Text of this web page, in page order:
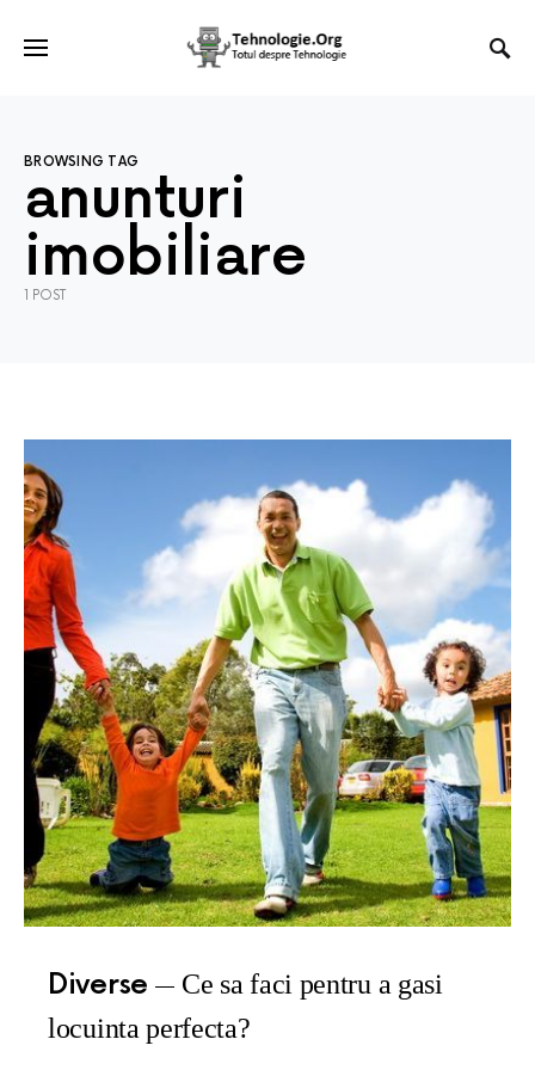
BROWSING TAG
anunturi
imobiliare
1 POST
Diverse
Ce sa faci pentru a gasi
locuinta perfecta?